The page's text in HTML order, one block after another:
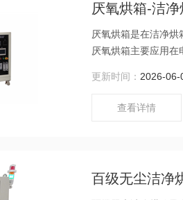
厌氧烘箱-洁
厌氧烘箱是在洁净
厌氧烘箱主要应用
更新时间： 2026-06-
查看详情
百级无尘洁净